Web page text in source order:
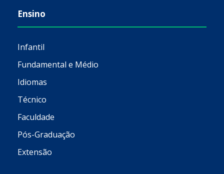
Ensino
Infantil
Fundamental e Médio
Idiomas
Técnico
Faculdade
Pós-Graduação
Extensão